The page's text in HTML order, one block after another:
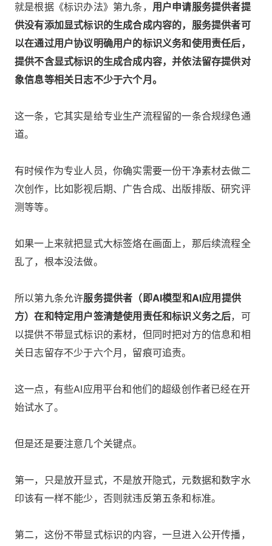
就是根据《标识办法》第九条， 用户申请服务提供者提
供没有添加显式标识的生成合成内容的，服务提供者可
以在通过用户协议明确用户的标识义务和使用责任后，
提供不含显式标识的生成合成内容，并依法留存提供对
象信息等相关日志不少于六个月。
这一条，它其实是给专业生产流程留的一条合规绿色通
道。
有时候作为专业人员，你确实需要一份干净素材去做二
次创作，比如影视后期、广告合成、出版排版、研究评
测等等。
如果一上来就把显式大标签烙在画面上，那后续流程全
乱了，根本没法做。
所以第九条允许服务提供者（即AI模型和AI应用提供
方）在和特定用户签清楚使用责任和标识义务之后，可
以提供不带显式标识的素材，但同时把对方的信息和相
关日志留存不少于六个月，留痕可追责。
这一点，有些AI应用平台和他们的超级创作者已经在开
始试水了。
但是还是要注意几个关键点。
第一，只是放开显式，不是放开隐式，元数据和数字水
印该有一样不能少，否则就违反第五条和标准。
第二，这份不带显式标识的内容，一旦进入公开传播，